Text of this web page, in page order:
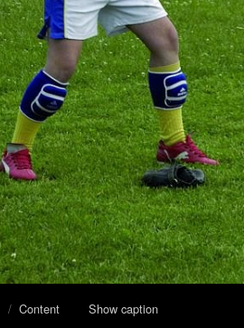
/ Content Show caption